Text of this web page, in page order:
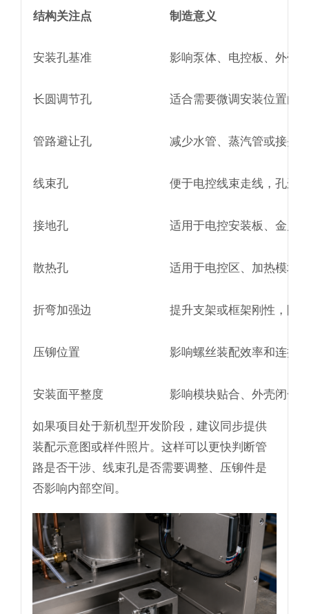
结构关注点 制造意义
安装孔基准 影响泵体、电控板、外壳
长圆调节孔 适合需要微调安装位置的
管路避让孔 减少水管、蒸汽管或接头
线束孔 便于电控线束走线，孔边
接地孔 适用于电控安装板、金属
散热孔 适用于电控区、加热模块
折弯加强边 提升支架或框架刚性，降
压铆位置 影响螺丝装配效率和连接
安装面平整度 影响模块贴合、外壳闭合
如果项目处于新机型开发阶段，建议同步提供
装配示意图或样件照片。这样可以更快判断管
路是否干涉、线束孔是否需要调整、压铆件是
否影响内部空间。